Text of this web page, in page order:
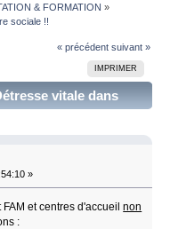
& FORMATION »
sociale !!
« précédent suivant »
IMPRIMER
vitale dans
fois)
»
FAM et centres d'accueilnon
: